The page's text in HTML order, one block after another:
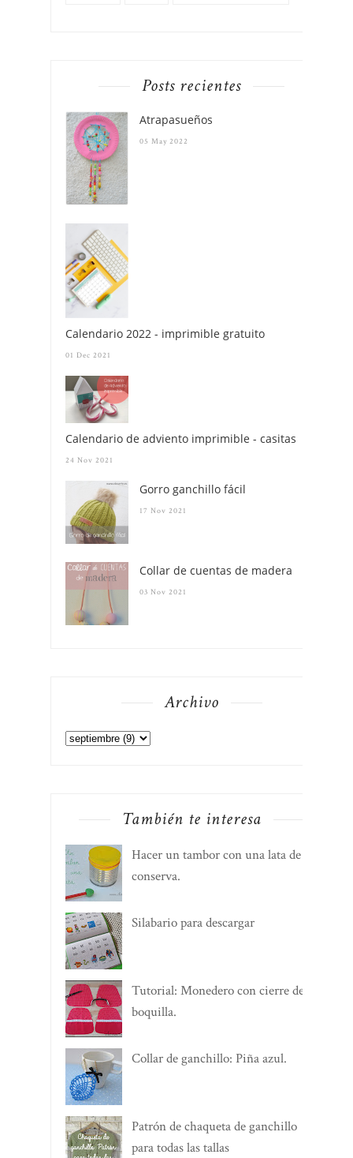
Posts recientes
Atrapasueños
05 May 2022
Calendario 2022 - imprimible gratuito
01 Dec 2021
Calendario de adviento imprimible - casitas
24 Nov 2021
Gorro ganchillo fácil
17 Nov 2021
Collar de cuentas de madera
03 Nov 2021
Archivo
También te interesa
Hacer un tambor con una lata de
conserva.
Silabario para descargar
Tutorial: Monedero con cierre de
boquilla.
Collar de ganchillo: Piña azul.
Patrón de chaqueta de ganchillo
para todas las tallas